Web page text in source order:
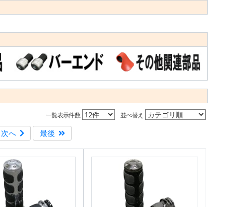
一覧表示件数 並べ替え
次へ 最後